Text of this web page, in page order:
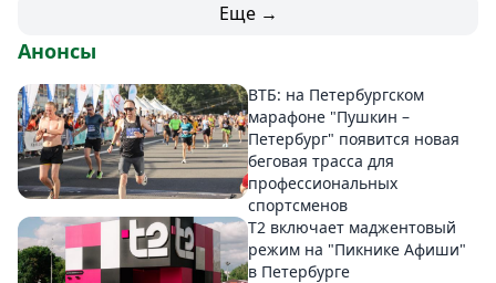
Еще →
Анонсы
ВТБ: на Петербургском
марафоне "Пушкин –
Петербург" появится новая
беговая трасса для
профессиональных
спортсменов
Т2 включает маджентовый
режим на "Пикнике Афиши"
в Петербурге